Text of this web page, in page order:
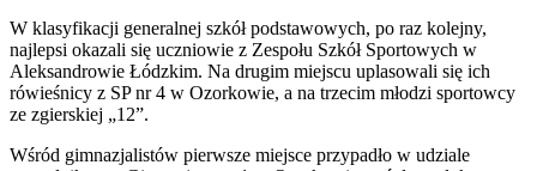
W klasyfikacji generalnej szkół podstawowych, po raz kolejny,
najlepsi okazali się uczniowie z Zespołu Szkół Sportowych w
Aleksandrowie Łódzkim. Na drugim miejscu uplasowali się ich
rówieśnicy z SP nr 4 w Ozorkowie, a na trzecim młodzi sportowcy
ze zgierskiej „12”.
Wśród gimnazjalistów pierwsze miejsce przypadło w udziale